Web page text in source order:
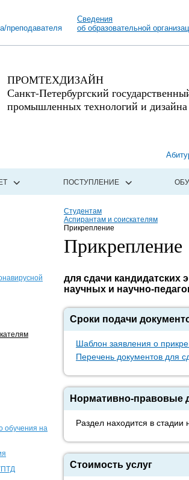
преподавателя
Сведения
об образовательной
ПРОМТЕХДИЗАЙН
Санкт-Петербургский
промышленных технологий и дизайна
ПОСТУПЛЕНИЕ
Студентам
Аспирантам и соискателям
Прикрепление
Прикрепление
обучения на
для сдачи кандидатских
научных и научно-
Сроки подачи
Шаблон заявления о
Перечень документов для
Нормативно-правовые
Раздел находится в стадии
Стоимость услуг